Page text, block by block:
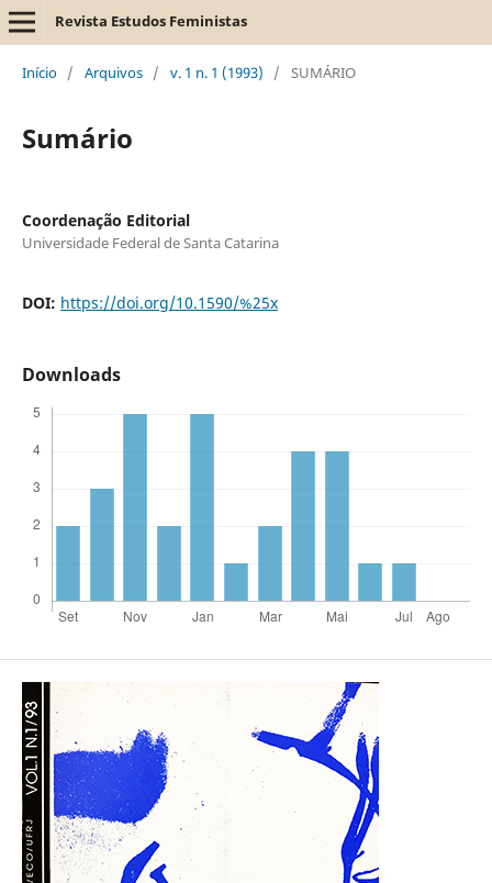
Revista Estudos Feministas
Início / Arquivos / v. 1 n. 1 (1993) / SUMÁRIO
Sumário
Coordenação Editorial
Universidade Federal de Santa Catarina
DOI: https://doi.org/10.1590/%25x
Downloads